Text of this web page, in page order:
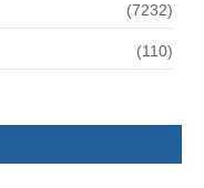
(7232)
(110)